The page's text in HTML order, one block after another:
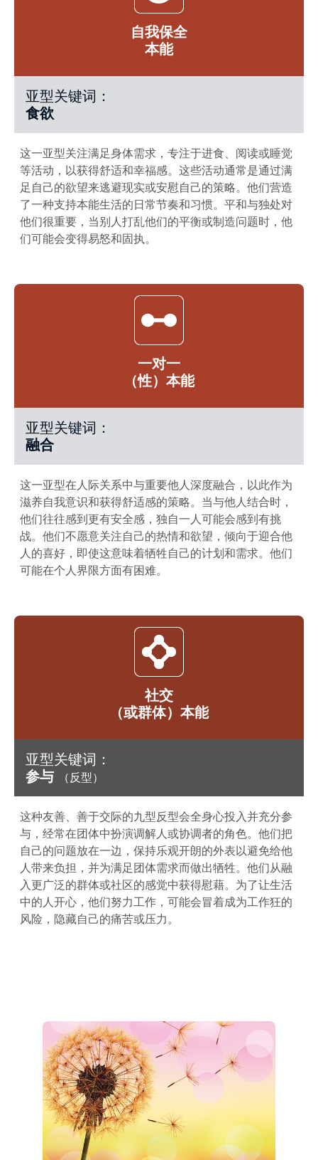
自我保全
本能
亚型关键词：
食欲
这一亚型关注满足身体需求，专注于进食、阅读或睡觉
等活动，以获得舒适和幸福感。这些活动通常是通过满
足自己的欲望来逃避现实或安慰自己的策略。他们营造
了一种支持本能生活的日常节奏和习惯。平和与独处对
他们很重要，当别人打乱他们的平衡或制造问题时，他
们可能会变得易怒和固执。
一对一
（性）本能
亚型关键词：
融合
这一亚型在人际关系中与重要他人深度融合，以此作为
滋养自我意识和获得舒适感的策略。当与他人结合时，
他们往往感到更有安全感，独自一人可能会感到有挑
战。他们不愿意关注自己的热情和欲望，倾向于迎合他
人的喜好，即使这意味着牺牲自己的计划和需求。他们
可能在个人界限方面有困难。
社交
（或群体）本能
亚型关键词：
参与
（反型）
这种友善、善于交际的九型反型会全身心投入并充分参
与，经常在团体中扮演调解人或协调者的角色。他们把
自己的问题放在一边，保持乐观开朗的外表以避免给他
人带来负担，并为满足团体需求而做出牺牲。他们从融
入更广泛的群体或社区的感觉中获得慰藉。为了让生活
中的人开心，他们努力工作，可能会冒着成为工作狂的
风险，隐藏自己的痛苦或压力。